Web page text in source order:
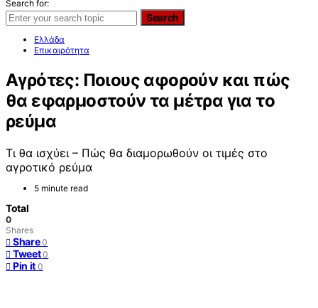
Search for:
Search
Ελλάδα
Επικαιρότητα
Αγρότες: Ποιους αφορούν και πώς
θα εφαρμοστούν τα μέτρα για το
ρεύμα
Τι θα ισχύει – Πώς θα διαμορωθούν οι τιμές στο
αγροτικό ρεύμα
5 minute read
Total
0
Shares
Share 0
Tweet 0
Pin it 0